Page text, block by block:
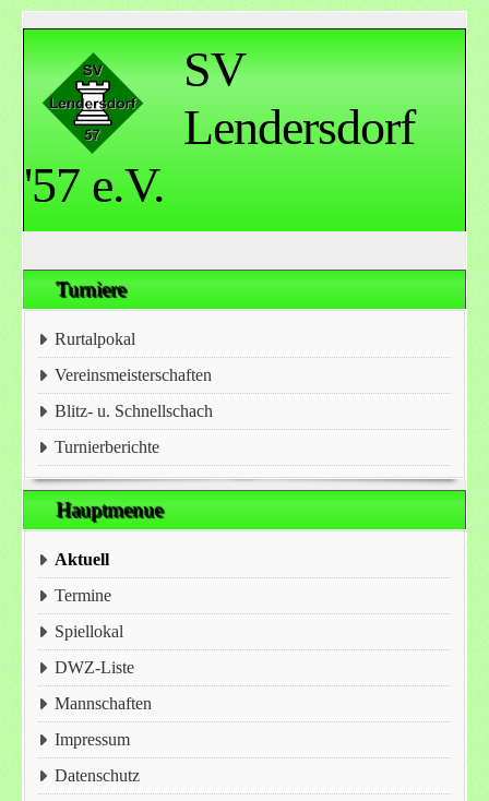
SV
Lendersdorf
'57 e.V.
Turniere
Rurtalpokal
Vereinsmeisterschaften
Blitz- u. Schnellschach
Turnierberichte
Hauptmenue
Aktuell
Termine
Spiellokal
DWZ-Liste
Mannschaften
Impressum
Datenschutz